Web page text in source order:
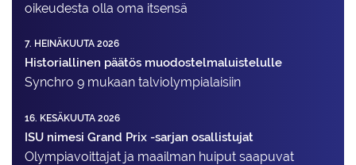
oikeudesta olla oma itsensä
7. HEINÄKUUTA 2026
Historiallinen päätös muodostelmaluistelulle
Synchro 9 mukaan talviolympialaisiin
16. KESÄKUUTA 2026
ISU nimesi Grand Prix -sarjan osallistujat
Olympiavoittajat ja maailman huiput saapuvat